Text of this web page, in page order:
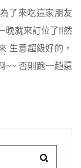
了來吃這家朋友
晚就來訂位了!!然
生意超級好的，
~~ 否則跑一趟還